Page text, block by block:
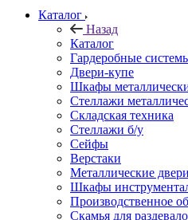
Каталог
Назад
Каталог
Гардеробные
Двери-купе
Шкафы
Стеллажи
Складская техника
Стеллажи б/у
Сейфы
Верстаки
Металлические двери
Шкафы
Производственное
Скамья для